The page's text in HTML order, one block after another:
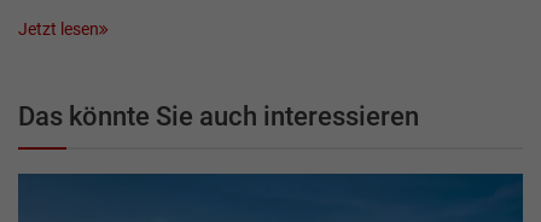
Jetzt lesen
Das könnte Sie auch interessieren